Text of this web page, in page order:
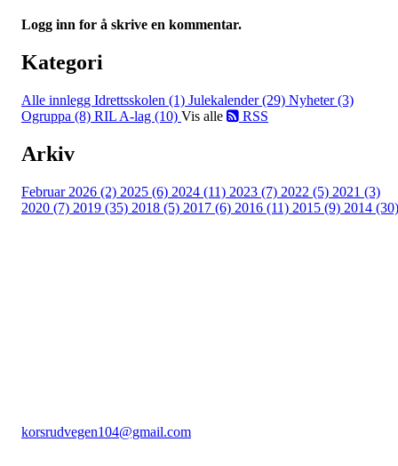
Logg inn for å skrive en kommentar.
Kategori
Alle innlegg Idrettsskolen (1) Julekalender (29) Nyheter (3)
Ogruppa (8) RIL A-lag (10) Vis alle RSS
Arkiv
Februar 2026 (2) 2025 (6) 2024 (11) 2023 (7) 2022 (5) 2021 (3)
2020 (7) 2019 (35) 2018 (5) 2017 (6) 2016 (11) 2015 (9) 2014 (30)
korsrudvegen104@gmail.com